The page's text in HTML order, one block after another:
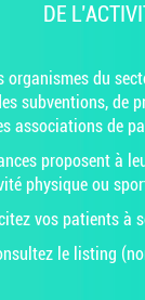
DE
organismes du
subventions, de
associations de
proposent à
physique ou
vos patients à
le listing